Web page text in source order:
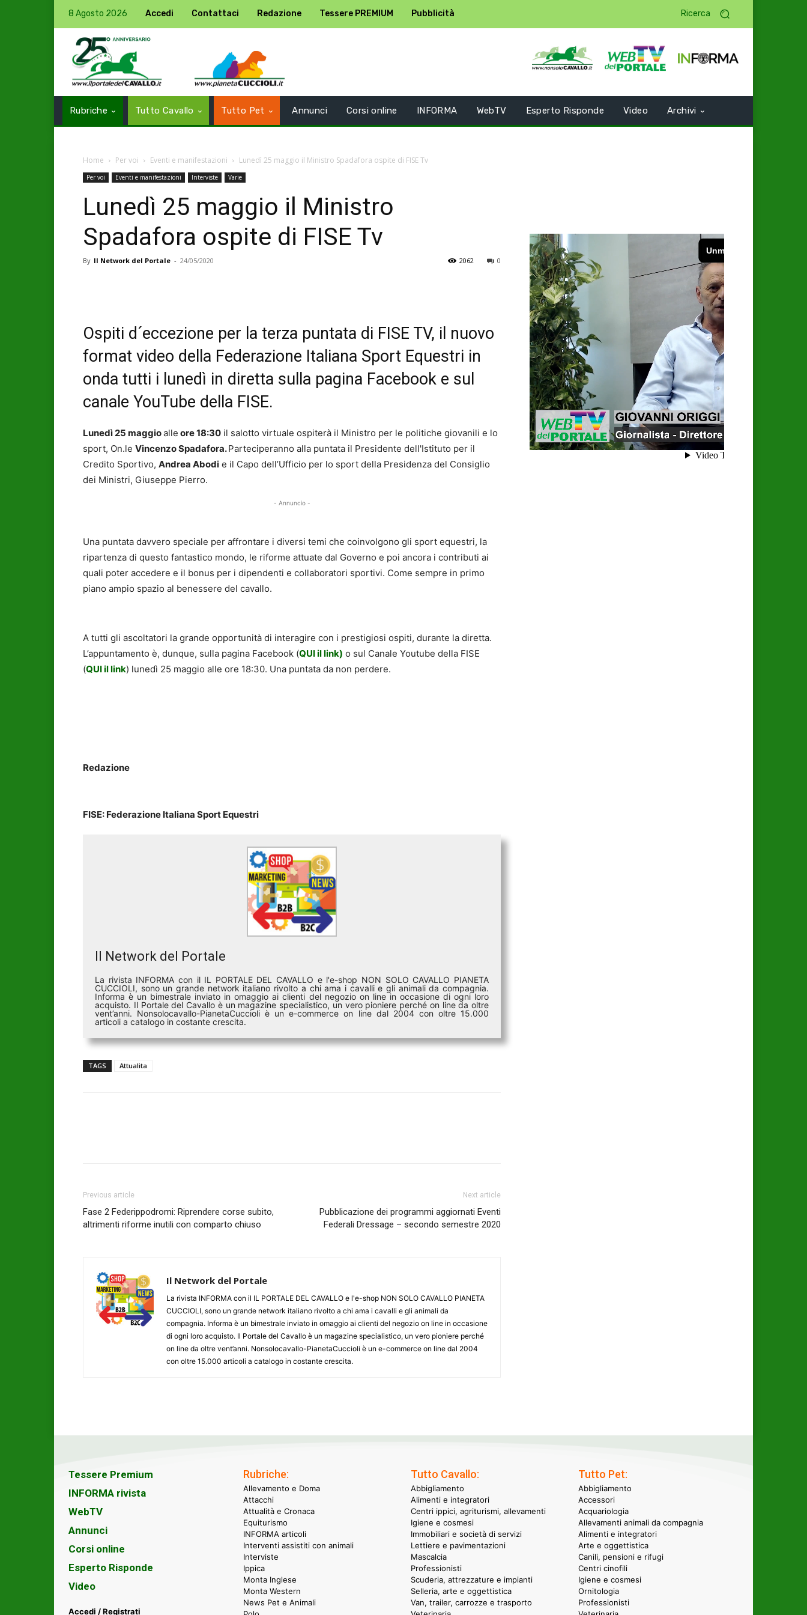
8 Agosto 2026 Accedi Contattaci Redazione Tessere PREMIUM Pubblicità Ricerca
Rubriche Tutto Cavallo Tutto Pet Annunci Corsi online INFORMA WebTV Esperto Risponde Video Archivi
Home Per voi Eventi e manifestazioni Lunedì 25 maggio il Ministro Spadafora ospite di FISE Tv
Per voi Eventi e manifestazioni Interviste Varie
Lunedì 25 maggio il Ministro
Spadafora ospite di FISE Tv
By Il Network del Portale - 24/05/2020 0
2062
Ospiti d´eccezione per la terza puntata di FISE TV, il nuovo
format video della Federazione Italiana Sport Equestri in
onda tutti i lunedì in diretta sulla pagina Facebook e sul
canale YouTube della FISE.
Lunedì 25 maggioalle ore 18:30 il salotto virtuale ospiterà il Ministro per le politiche giovanili e lo
sport, On.le Vincenzo Spadafora.Parteciperanno alla puntata il Presidente dell'Istituto per il
Credito Sportivo, Andrea Abodi e il Capo dell’Ufficio per lo sport della Presidenza del Consiglio
dei Ministri, Giuseppe Pierro.
- Annuncio -
Una puntata davvero speciale per affrontare i diversi temi che coinvolgono gli sport equestri, la
ripartenza di questo fantastico mondo, le riforme attuate dal Governo e poi ancora i contributi ai
quali poter accedere e il bonus per i dipendenti e collaboratori sportivi. Come sempre in primo
piano ampio spazio al benessere del cavallo.
A tutti gli ascoltatori la grande opportunità di interagire con i prestigiosi ospiti, durante la diretta.
L’appuntamento è, dunque, sulla pagina Facebook (QUIil link) o sul Canale Youtube della FISE
(QUIil link) lunedì 25 maggio alle ore 18:30. Una puntata da non perdere.
Redazione
FISE: Federazione Italiana Sport Equestri
Il Network del Portale
La rivista INFORMA con il IL PORTALE DEL CAVALLO e l'e-shop NON SOLO CAVALLO PIANETA
CUCCIOLI, sono un grande network italiano rivolto a chi ama i cavalli e gli animali da compagnia.
Informa è un bimestrale inviato in omaggio ai clienti del negozio on line in occasione di ogni loro
acquisto. Il Portale del Cavallo è un magazine specialistico, un vero pioniere perché on line da oltre
vent’anni. Nonsolocavallo-PianetaCuccioli è un e-commerce on line dal 2004 con oltre 15.000
articoli a catalogo in costante crescita.
TAGS Attualita
Previous article
Fase 2 Federippodromi: Riprendere corse subito,
altrimenti riforme inutili con comparto chiuso
Next article
Pubblicazione dei programmi aggiornati Eventi
Federali Dressage – secondo semestre 2020
Il Network del Portale
La rivista INFORMA con il IL PORTALE DEL CAVALLO e l'e-shop NON SOLO CAVALLO PIANETA
CUCCIOLI, sono un grande network italiano rivolto a chi ama i cavalli e gli animali da
compagnia. Informa è un bimestrale inviato in omaggio ai clienti del negozio on line in occasione
di ogni loro acquisto. Il Portale del Cavallo è un magazine specialistico, un vero pioniere perché
on line da oltre vent’anni. Nonsolocavallo-PianetaCuccioli è un e-commerce on line dal 2004
con oltre 15.000 articoli a catalogo in costante crescita.
Tessere Premium
INFORMA rivista
WebTV
Annunci
Corsi online
Esperto Risponde
Video
Accedi / Registrati
Rubriche:
Allevamento e Doma
Attacchi
Attualità e Cronaca
Equiturismo
INFORMA articoli
Interventi assistiti con animali
Interviste
Ippica
Monta Inglese
Monta Western
News Pet e Animali
Tutto Cavallo:
Abbigliamento
Alimenti e integratori
Centri ippici, agriturismi, allevamenti
Igiene e cosmesi
Immobiliari e società di servizi
Lettiere e pavimentazioni
Mascalcia
Professionisti
Scuderia, attrezzature e impianti
Selleria, arte e oggettistica
Van, trailer, carrozze e trasporto
Tutto Pet:
Abbigliamento
Accessori
Acquariologia
Allevamenti animali da compagnia
Alimenti e integratori
Arte e oggettistica
Canili, pensioni e rifugi
Centri cinofili
Igiene e cosmesi
Ornitologia
Professionisti